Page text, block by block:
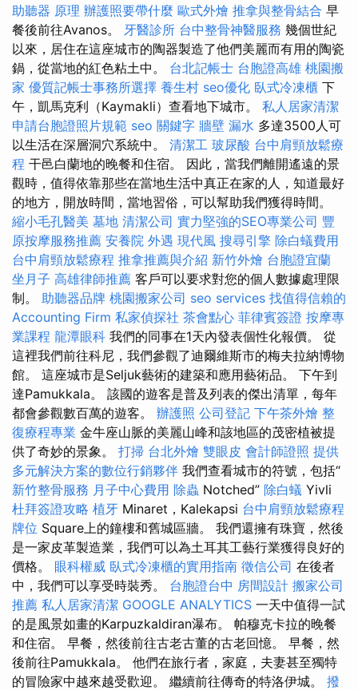
助聽器 原理 辦護照要帶什麼 歐式外燴 推拿與整骨結合 早
餐後前往Avanos。 牙醫診所 台中整骨神醫服務 幾個世紀
以來，居住在這座城市的陶器製造了他們美麗而有用的陶瓷
鍋，從當地的紅色粘土中。 台北記帳士 台胞證高雄 桃園搬
家 優質記帳士事務所選擇 養生村 seo優化 臥式冷凍櫃 下
午，凱馬克利（Kaymakli）查看地下城市。 私人居家清潔
申請台胞證照片規範 seo 關鍵字 牆壁 漏水 多達3500人可
以生活在深層洞穴系統中。 清潔工 玻尿酸 台中肩頸放鬆療
程 干邑白蘭地的晚餐和住宿。 因此，當我們離開遙遠的景
觀時，值得依靠那些在當地生活中真正在家的人，知道最好
的地方，開放時間，當地習俗，可以幫助我們獲得時間。
縮小毛孔醫美 墓地 清潔公司 實力堅強的SEO專業公司 豐
原按摩服務推薦 安養院 外遇 現代風 搜尋引擎 除白蟻費用
台中肩頸放鬆療程 推拿推薦與介紹 新竹外燴 台胞證宜蘭
坐月子 高雄律師推薦 客戶可以要求對您的個人數據處理限
制。 助聽器品牌 桃園搬家公司 seo services 找值得信賴的
Accounting Firm 私家偵探社 茶會點心 菲律賓簽證 按摩專
業課程 龍潭眼科 我們的同事在1天內發表個性化報價。 從
這裡我們前往科尼，我們參觀了迪爾維斯市的梅夫拉納博物
館。 這座城市是Seljuk藝術的建築和應用藝術品。 下午到
達Pamukkala。 該國的遊客是普及列表的傑出清單，每年
都會參觀數百萬的遊客。 辦護照 公司登記 下午茶外燴 整
復療程專業 金牛座山脈的美麗山峰和該地區的茂密植被提
供了奇妙的景象。 打掃 台北外燴 雙眼皮 會計師證照 提供
多元解決方案的數位行銷夥伴 我們查看城市的符號，包括“
新竹整骨服務 月子中心費用 除蟲 Notched” 除白蟻 Yivli
杜拜簽證攻略 植牙 Minaret，Kalekapsi 台中肩頸放鬆療程
牌位 Square上的鐘樓和舊城區牆。 我們還擁有珠寶，然後
是一家皮革製造業，我們可以為土耳其工藝行業獲得良好的
價格。 眼科權威 臥式冷凍櫃的實用指南 徵信公司 在後者
中，我們可以享受時裝秀。 台胞證台中 房間設計 搬家公司
推薦 私人居家清潔 GOOGLE ANALYTICS 一天中值得一試
的是風景如畫的Karpuzkaldiran瀑布。 帕穆克卡拉的晚餐
和住宿。 早餐，然後前往古老古董的古老回憶。 早餐，然
後前往Pamukkala。 他們在旅行者，家庭，夫妻甚至獨特
的冒險家中越來越受歡迎。 繼續前往傳奇的特洛伊城。 撥